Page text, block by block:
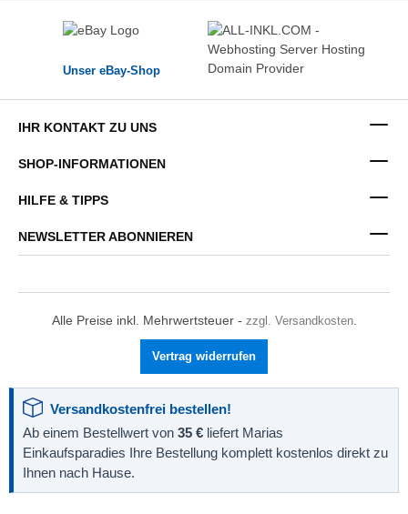
Unser eBay-Shop
IHR KONTAKT ZU UNS
SHOP-INFORMATIONEN
HILFE & TIPPS
NEWSLETTER ABONNIEREN
Alle Preise inkl. Mehrwertsteuer - zzgl. Versandkosten.
Vertrag widerrufen
Versandkostenfrei bestellen!
Ab einem Bestellwert von 35 € liefert Marias
Einkaufsparadies Ihre Bestellung komplett kostenlos direkt zu
Ihnen nach Hause.